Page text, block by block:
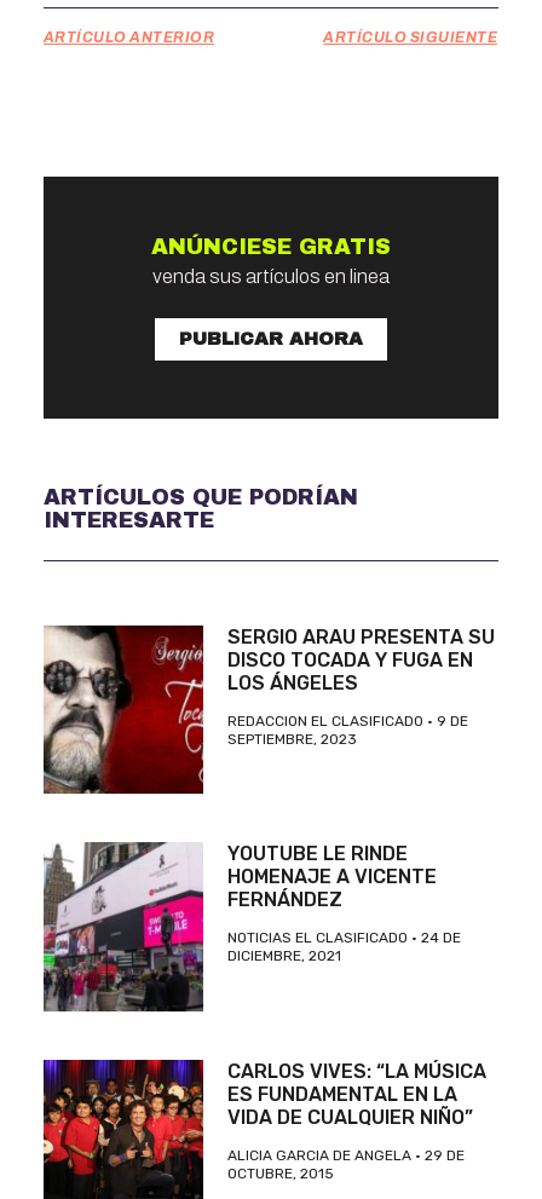
ARTÍCULO ANTERIOR ARTÍCULO SIGUIENTE
ANÚNCIESE GRATIS
venda sus artículos en linea
PUBLICAR AHORA
ARTÍCULOS QUE PODRÍAN
INTERESARTE
SERGIO ARAU PRESENTA SU
DISCO TOCADA Y FUGA EN
LOS ÁNGELES
REDACCION EL CLASIFICADO
9 DE
SEPTIEMBRE, 2023
YOUTUBE LE RINDE
HOMENAJE A VICENTE
FERNÁNDEZ
NOTICIAS EL CLASIFICADO
24 DE
DICIEMBRE, 2021
CARLOS VIVES: “LA MÚSICA
ES FUNDAMENTAL EN LA
VIDA DE CUALQUIER NIÑO”
ALICIA GARCIA DE ANGELA
29 DE
OCTUBRE, 2015